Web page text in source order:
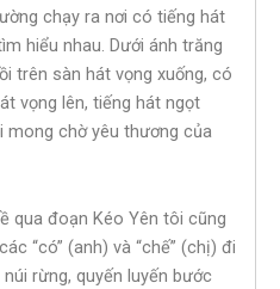
chạy ra nơi có tiếng hát
hiểu nhau. Dưới ánh trăng
trên sàn hát vọng xuống, có
vọng lên, tiếng hát ngọt
mong chờ yêu thương của
qua đoạn Kéo Yên tôi cũng
“có” (anh) và “chế” (chị) đi
rừng, quyến luyến bước